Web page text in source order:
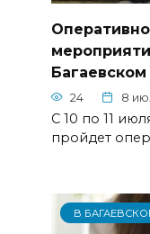
24 8
С 10 по 11
пройдет
В